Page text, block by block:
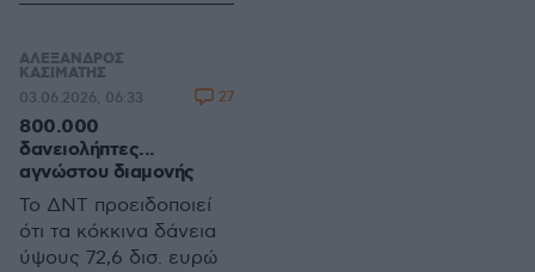
Ιστορία δείχνει ότι οι
μεγάλες διορθώσεις
εμφανίζονται συνήθως
όταν κυριαρχεί η
αίσθηση ασφάλειας
ΑΛΕΞΑΝΔΡΟΣ
ΚΑΣΙΜΑΤΗΣ
800.000
δανειολήπτες...
αγνώστου διαμονής
Το ΔΝΤ προειδοποιεί
ότι τα κόκκινα δάνεια
ύψους 72,6 δισ. ευρώ
03.06.2026, 06:33 27